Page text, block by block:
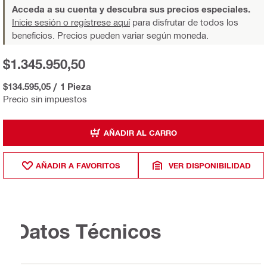
Acceda a su cuenta y descubra sus precios especiales.
Inicie sesión o regístrese aquípara disfrutar de todos los
beneficios. Precios pueden variar según moneda.
Precio sin impuestos
$1.345.950,50
$134.595,05 / 1 Pieza
AÑADIR AL CARRO
AÑADIR A FAVORITOS VER DISPONIBILIDAD
Datos Técnicos